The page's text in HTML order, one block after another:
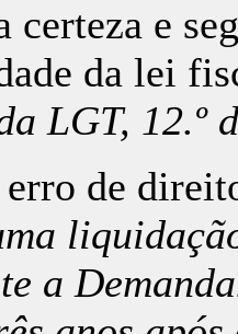
certeza e
da lei
LGT, 12.º
de
a